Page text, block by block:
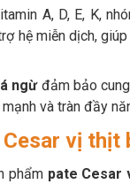
A, D, E, K,
hệ miễn dịch,
ngừđảm bảo
và tràn đầy
vị thịt
phẩm pate Cesar